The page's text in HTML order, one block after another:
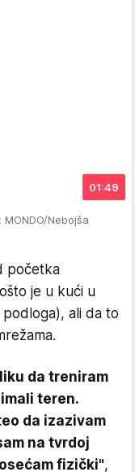
01:49
MONDO/Nebojša
početka
je u kući u
ali da to
da treniram
teren.
da izazivam
na tvrdoj
fizički",